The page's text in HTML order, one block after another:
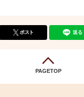
ポスト 送る
PAGETOP